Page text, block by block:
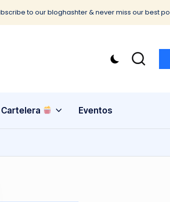
to our bloghashter & never miss our best
Cartelera Eventos